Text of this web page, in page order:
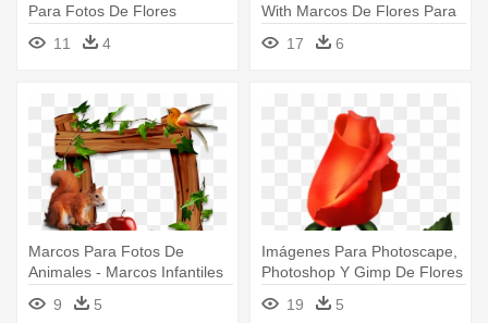
Para Fotos De Flores
11
4
With Marcos De Flores Para
- Marco Para Fotos De
Flores
17 6
Marcos Para Fotos De
Animales - Marcos Infantiles
Para Fotos Con Animales
9 5
Imágenes Para Photoscape,
Photoshop Y Gimp De Flores
- Png Flores Rosas Rojas
Marcos Para Photoshop
19 5